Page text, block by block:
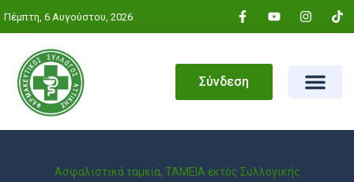
Πέμπτη, 6 Αυγούστου, 2026
Σύνδεση
Ασφαλιστικά ταμεία, ΤΑΜΕΙΑ εκτός Συλλογικής